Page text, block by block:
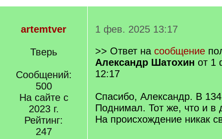
artemtver
Тверь
Сообщений:
500
На сайте с
2023 г.
Рейтинг:
247
1 фев. 2025 13:17
>> Ответ на сообщение
Александр Шатохин от 1
12:17
Спасибо, Александр. В
Поднимал. Тот же, что и в
На происхождение никак